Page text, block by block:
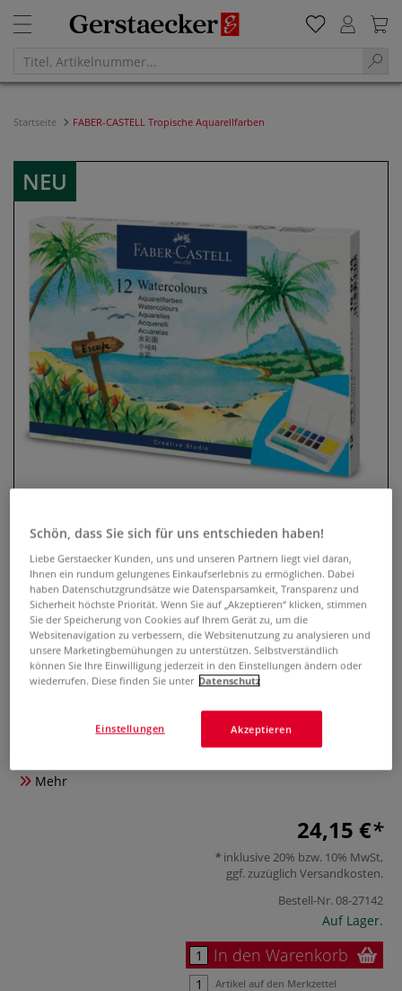
Startseite FABER-CASTELL Tropische Aquarellfarben
NEU
FABER-CASTELL Tropische
Aquarellfarben
0 Bewertungen
ist ideal für Einsteiger und Hobbykünstler. Die hoch
pigmentierten, leuchtenden Farben sind vollständig
Mehr
24,15 €
inklusive 20% bzw. 10% MwSt,
ggf. zuzüglich Versandkosten.
Bestell-Nr.08-27142
Auf Lager.
In den Warenkorb
Artikel auf den Merkzettel
Schön, dass Sie sich für uns entschieden haben!
Liebe Gerstaecker Kunden, uns und unseren Partnern liegt viel daran,
Ihnen ein rundum gelungenes Einkaufserlebnis zu ermöglichen. Dabei
haben Datenschutzgrundsätze wie Datensparsamkeit, Transparenz und
Sicherheit höchste Priorität. Wenn Sie auf „Akzeptieren“ klicken, stimmen
Sie der Speicherung von Cookies auf Ihrem Gerät zu, um die
Websitenavigation zu verbessern, die Websitenutzung zu analysieren und
unsere Marketingbemühungen zu unterstützen. Selbstverständlich
können Sie Ihre Einwilligung jederzeit in den Einstellungen ändern oder
wiederrufen. Diese finden Sie unter Datenschutz
Akzeptieren
Einstellungen